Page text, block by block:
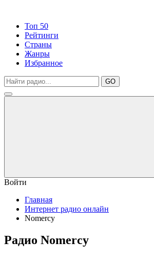
Топ 50
Рейтинги
Страны
Жанры
Избранное
GO
Войти
Главная
Интернет радио онлайн
Nomercy
Радио Nomercy